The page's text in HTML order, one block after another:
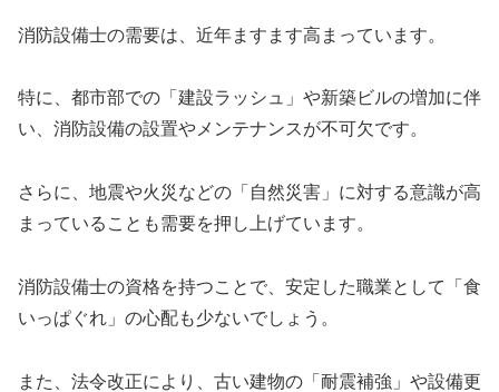
消防設備士の需要は、近年ますます高まっています。
特に、都市部での「建設ラッシュ」や新築ビルの増加に伴
い、消防設備の設置やメンテナンスが不可欠です。
さらに、地震や火災などの「自然災害」に対する意識が高
まっていることも需要を押し上げています。
消防設備士の資格を持つことで、安定した職業として「食
いっぱぐれ」の心配も少ないでしょう。
また、法令改正により、古い建物の「耐震補強」や設備更